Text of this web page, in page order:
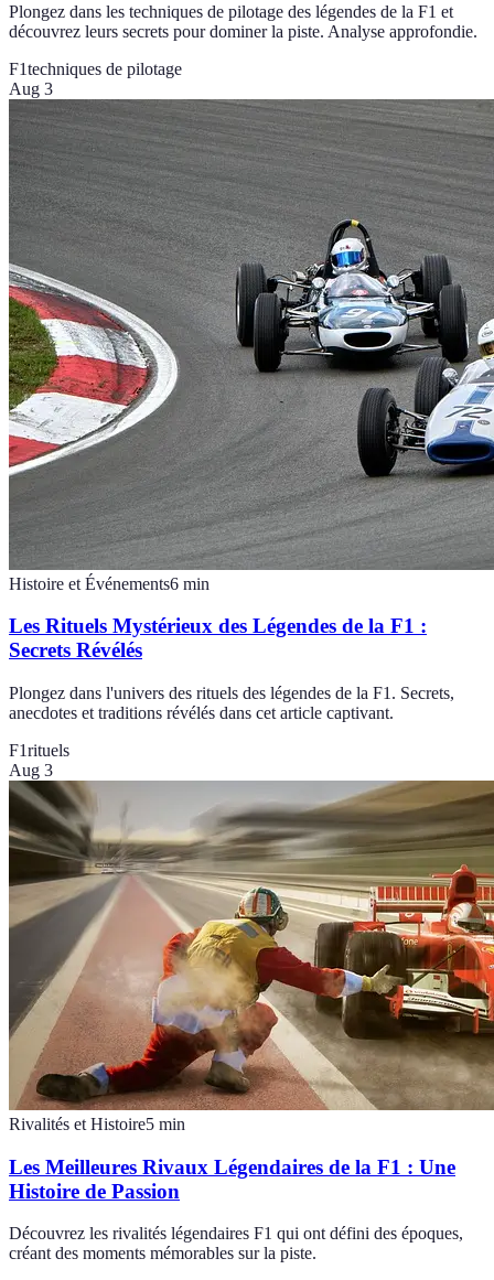
Plongez dans les techniques de pilotage des légendes de la F1 et
découvrez leurs secrets pour dominer la piste. Analyse approfondie.
F1techniques de pilotage
Aug 3
Histoire et Événements6 min
Les Rituels Mystérieux des Légendes de la F1 :
Secrets Révélés
Plongez dans l'univers des rituels des légendes de la F1. Secrets,
anecdotes et traditions révélés dans cet article captivant.
F1rituels
Aug 3
Rivalités et Histoire5 min
Les Meilleures Rivaux Légendaires de la F1 : Une
Histoire de Passion
Découvrez les rivalités légendaires F1 qui ont défini des époques,
créant des moments mémorables sur la piste.